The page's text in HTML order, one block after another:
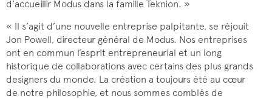
d’accueillir Modus dans la famille Teknion. »
« Il s’agit d’une nouvelle entreprise palpitante, se réjouit
Jon Powell, directeur général de Modus. Nos entreprises
ont en commun l’esprit entrepreneurial et un long
historique de collaborations avec certains des plus grands
designers du monde. La création a toujours été au cœur
de notre philosophie, et nous sommes comblés de